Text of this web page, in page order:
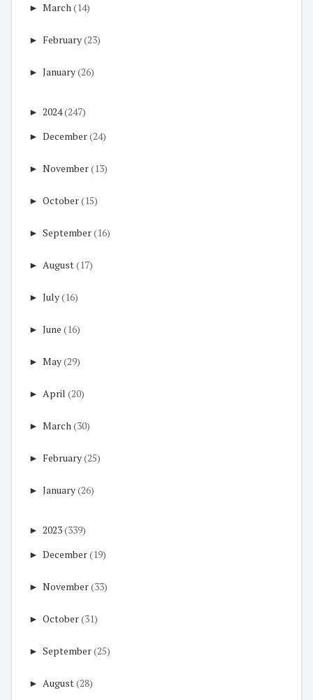
► March(14)
► February(23)
► January(26)
► 2024(247)
► December(24)
► November(13)
► October(15)
► September(16)
► August(17)
► July(16)
► June (16)
► May(29)
► April (20)
► March(30)
► February(25)
► January(26)
► 2023(339)
► December(19)
► November(33)
► October(31)
► September(25)
► August(28)